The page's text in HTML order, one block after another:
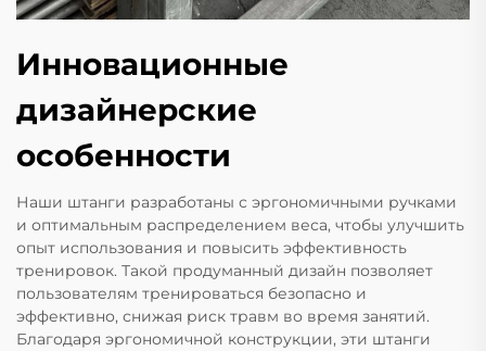
Инновационные
дизайнерские
особенности
Наши штанги разработаны с эргономичными ручками
и оптимальным распределением веса, чтобы улучшить
опыт использования и повысить эффективность
тренировок. Такой продуманный дизайн позволяет
пользователям тренироваться безопасно и
эффективно, снижая риск травм во время занятий.
Благодаря эргономичной конструкции, эти штанги